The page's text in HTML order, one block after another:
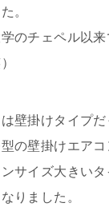
。
のチェペル以来
壁掛けタイプ
の壁掛けエアコ
サイズ大きいタ
りました。